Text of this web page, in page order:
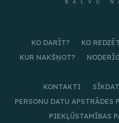
KO DARĪT? KO
KUR NAKŠŅOT?
KONTAKTI
PERSONU DATU
PIEKĻŪSTAMĪBAS